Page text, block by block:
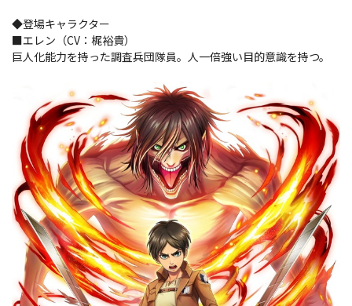
◆登場キャラクター
■エレン（CV：梶裕貴）
巨人化能力を持った調査兵団隊員。人一倍強い目的意識を持つ。